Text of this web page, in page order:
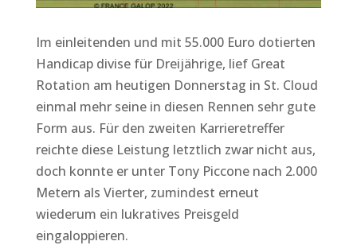
Im einleitenden und mit 55.000 Euro dotierten
Handicap divise für Dreijährige, lief Great
Rotation am heutigen Donnerstag in St. Cloud
einmal mehr seine in diesen Rennen sehr gute
Form aus. Für den zweiten Karrieretreffer
reichte diese Leistung letztlich zwar nicht aus,
doch konnte er unter Tony Piccone nach 2.000
Metern als Vierter, zumindest erneut
wiederum ein lukratives Preisgeld
eingaloppieren.